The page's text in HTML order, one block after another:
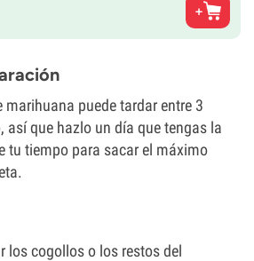
puede tardar entre 3
así que hazlo un día que tengas la
tu tiempo para sacar el máximo
los cogollos o los restos del